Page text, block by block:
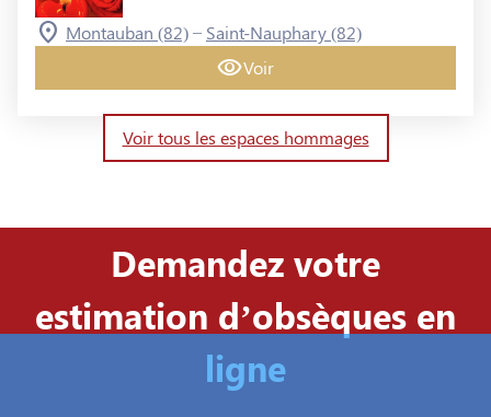
Montauban (82)– Saint-Nauphary (82)
Voir
Voir tous les espaces hommages
Demandez votre
estimation d’obsèques en
ligne